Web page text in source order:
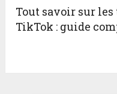
Tout savoir sur
TikTok : guide